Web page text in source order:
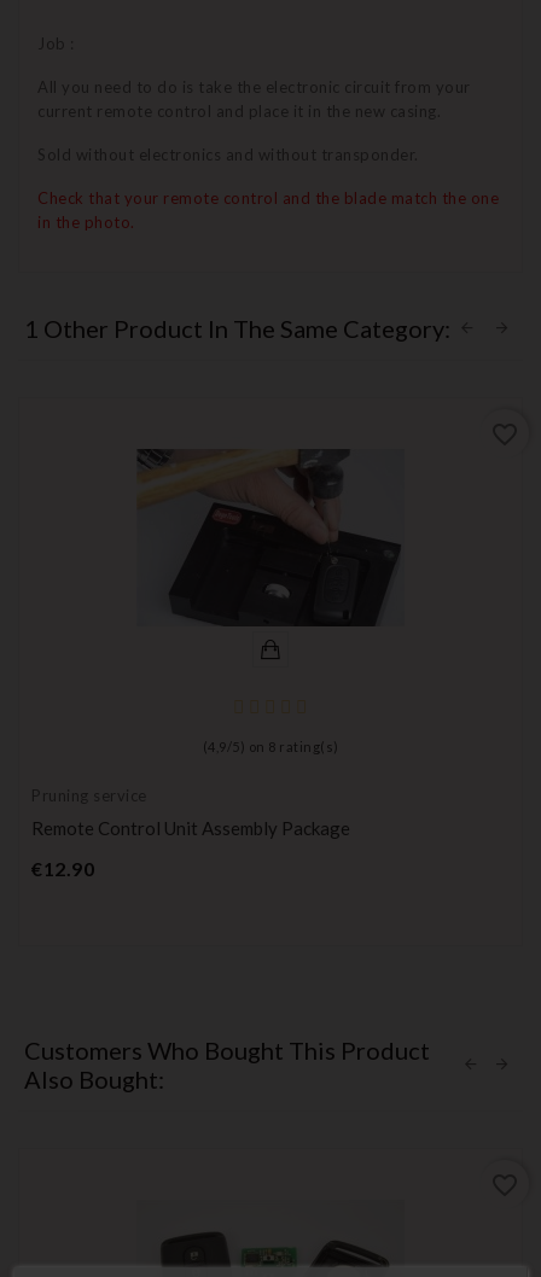
Job :
All you need to do is take the electronic circuit from your
current remote control and place it in the new casing.
Sold without electronics and without transponder.
Check that your remote control and the blade match the one
in the photo.
1 Other Product In The Same Category:
(4,9 / 5) on 8 rating(s)
Pruning service
Remote Control Unit Assembly Package
€12.90Price
Customers Who Bought This Product
Also Bought: